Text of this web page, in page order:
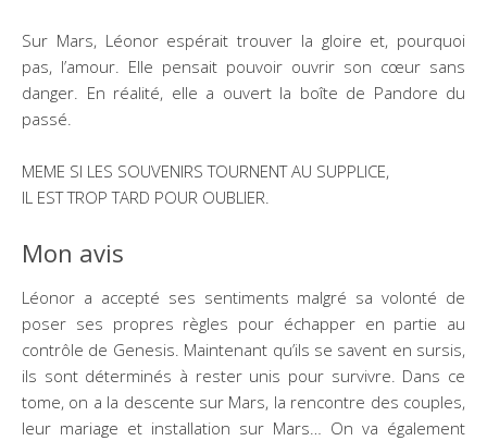
Sur Mars, Léonor espérait trouver la gloire et, pourquoi
pas, l’amour. Elle pensait pouvoir ouvrir son cœur sans
danger. En réalité, elle a ouvert la boîte de Pandore du
passé.
MEME SI LES SOUVENIRS TOURNENT AU SUPPLICE,
IL EST TROP TARD POUR OUBLIER.
Mon avis
Léonor a accepté ses sentiments malgré sa volonté de
poser ses propres règles pour échapper en partie au
contrôle de Genesis. Maintenant qu’ils se savent en sursis,
ils sont déterminés à rester unis pour survivre. Dans ce
tome, on a la descente sur Mars, la rencontre des couples,
leur mariage et installation sur Mars… On va également